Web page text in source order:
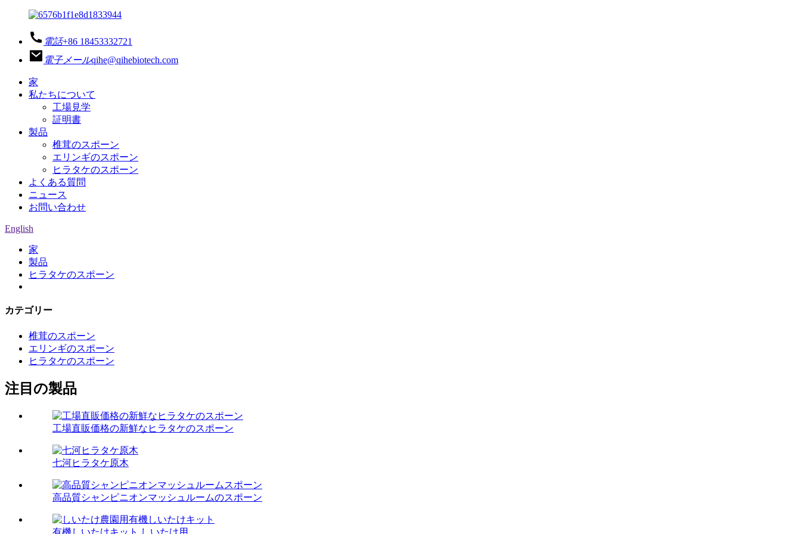
電話+86 18453332721
電子メールqihe@qihebiotech.com
家
私たちについて
工場見学
証明書
製品
椎茸のスポーン
エリンギのスポーン
ヒラタケのスポーン
よくある質問
ニュース
お問い合わせ
English
家
製品
ヒラタケのスポーン
カテゴリー
椎茸のスポーン
エリンギのスポーン
ヒラタケのスポーン
注目の製品
工場直販価格の新鮮なヒラタケのスポーン
七河ヒラタケ原木
高品質シャンピニオンマッシュルームのスポーン